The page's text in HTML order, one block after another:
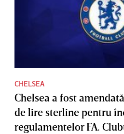
CHELSEA
Chelsea a fost
de lire sterline pentru
regulamentelor FA.